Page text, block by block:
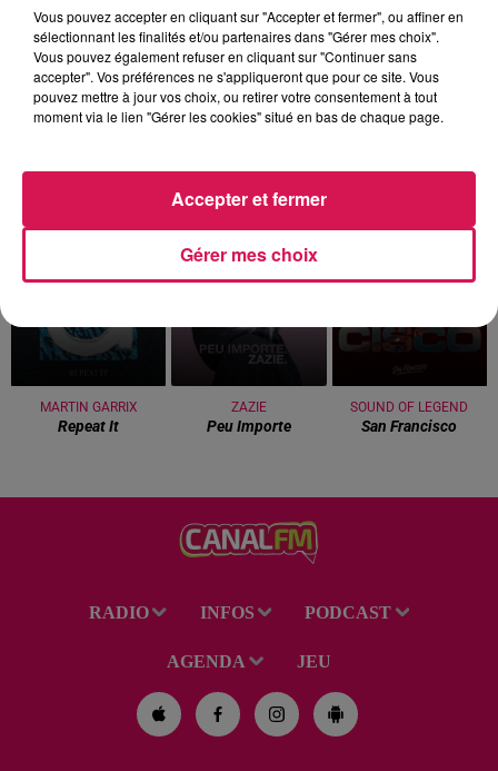
Revivez les meilleurs moments de la Ligne des Auditeurs
MARTIN GARRIX
Repeat It
17h43
17h43
ZAZIE
Peu Importe
SOUND OF LEGEND
San Francisco
RADIO INFOS PODCAST
AGENDA JEU
Vous pouvez accepter en cliquant sur "Accepter et fermer", ou affiner en
sélectionnant les finalités et/ou partenaires dans "Gérer mes choix".
Vous pouvez également refuser en cliquant sur "Continuer sans
accepter". Vos préférences ne s'appliqueront que pour ce site. Vous
pouvez mettre à jour vos choix, ou retirer votre consentement à tout
moment via le lien "Gérer les cookies" situé en bas de chaque page.
Gérer mes choix
Accepter et fermer